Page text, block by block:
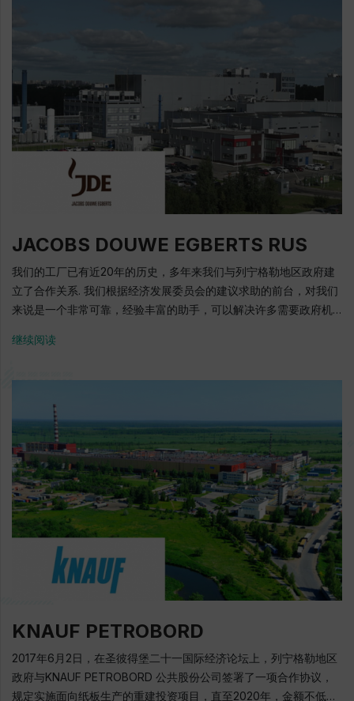
新投资者Novotrans集团公司签订投资协议 地址: 金吉谢普区, Carl
Marks大路, 25号5 电话: + 7 (812) 449-47-17 E-mail: info@ust-
luga.ru 官方网站: www.ust-luga.ru
及"Galaktika"贸易公司. "Galaktika"集团公司以“Svezhee
zavtra”，“Bolshaya Kruzhka ”，“Sudarynya”，“BE”商标生产乳
保消费者保持稳定的乳制品高质量. 投资额: 7000万卢布-2018年，4
亿卢布-2019年 1000个工作岗位 每年15万吨乳制品 1947: "加特契
纳牛奶厂"建设 1948: 这家工厂已经开始工作了 1960-1961: 工厂的
重建已于1961年7月22日举行. “加特契纳乳制品工厂”成为列宁格勒
地区最大的奶制品工厂之一，其容量约为每昼夜50吨. 1995: 用
2000: "Galaktika"集团公司成立，其中包括“加特契纳乳制品工
厂”和贸易公司“Lenoblmoloko”（现在 - “Galaktika”贸易商行）
2008年8月22日: 加特契纳乳的“Galaktika”乳品厂正式开业 2011:
以“SVEZHEE”品牌生产乳制品生产开动. 该系列产品包括保质期短的
包装，保护产品免受阳光照射. 2014: 在“Galaktika"上生产的升华乳
勒地区政府签署了一项协议，合作开展“列宁格勒地区新鲜奶酪生
大路, 1号 电话: + 7 (813) 716-48-64 E-mail:
vopros@mnogomoloka.ru 官方网站: www.mnogomoloka.ru
JACOBS DOUWE EGBERTS RUS
我们的工厂已有近20年的历史，多年来我们与列宁格勒地区政府建
立了合作关系. 我们根据经济发展委员会的建议求助的前台，对我们
来说是一个非常可靠，经验丰富的助手，可以解决许多需要政府机
助手. "JACOBS DOUWE EGBERTS RUS"有限公司总经理 Andrey
个国家. 该公司以Jacobs，Tassimo，Moccona，Senseo，
L'OR，Douwe Egberts，Super，Kenco，Pilao和Gevalia等标志
性品牌生产产品. 在俄罗斯，JDE由 YAKOBS DAU EGBERTS RUS
有限公司代表. YAKOBS DAU EGBERTS RUS的产品组合包括
Jacobs，Carte Noire，L'OR，Tassimo，Maxim，Maxwell
House等品牌. 该公司的产品以大多数咖啡类别呈现：速溶咖啡，磨
碎的咖啡和咖啡豆，分份咖啡，咖啡胶囊. 该公司位于列宁格勒地区
罗蒙诺索夫地区的工厂是世界上最大和最现代化的冻干咖啡生产商
址: 罗蒙诺索夫区，Villozskoye农村解决，北工业区"Gorelovo"，
Volkhonskoye公路，12块，D.7/1号 电话: + 7 (812) 346-76-20
继续阅读
KNAUF PETROBORD
2017年6月2日，在圣彼得堡二十一国际经济论坛上，列宁格勒地区
政府与KNAUF PETROBORD 公共股份公司签署了一项合作协议，
规定实施面向纸板生产的重建投资项目，直至2020年，金额不低于